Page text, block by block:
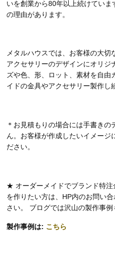
いを創業から80年以上続けてい
の理由があります。
メタルハウスでは、お客様の大切
アクセサリーのデザインにオリジ
ズや色、形、ロット、素材を自由
イドの金具やアクセサリー製作し
＊お見積もりの場合には手書き
ん。お客様が作成したいイメージ
ださい。
★ オーダーメイドでブランド特
を作りたい方は、HP内のお問い
さい。 ブログでは沢山の製作事
製作事例は: こちら